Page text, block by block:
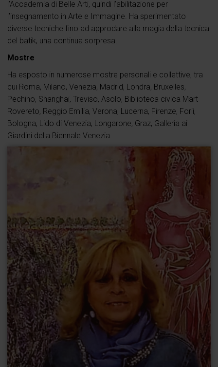
l’Accademia di Belle Arti, quindi l’abilitazione per
l’insegnamento in Arte e Immagine. Ha sperimentato
diverse tecniche fino ad approdare alla magia della tecnica
del batik, una continua sorpresa.
Mostre
Ha esposto in numerose mostre personali e collettive, tra
cui Roma, Milano, Venezia, Madrid, Londra, Bruxelles,
Pechino, Shanghai, Treviso, Asolo, Biblioteca civica Mart
Rovereto, Reggio Emilia, Verona, Lucerna, Firenze, Forlì,
Bologna, Lido di Venezia, Longarone, Graz, Galleria ai
Giardini della Biennale Venezia.